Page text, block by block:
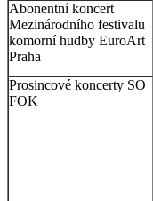
Abonentní koncert
Mezinárodního festivalu
komorní hudby EuroArt
Praha
Prosincové koncerty SO
FOK